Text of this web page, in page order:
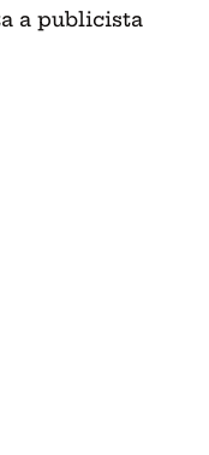
a publicista